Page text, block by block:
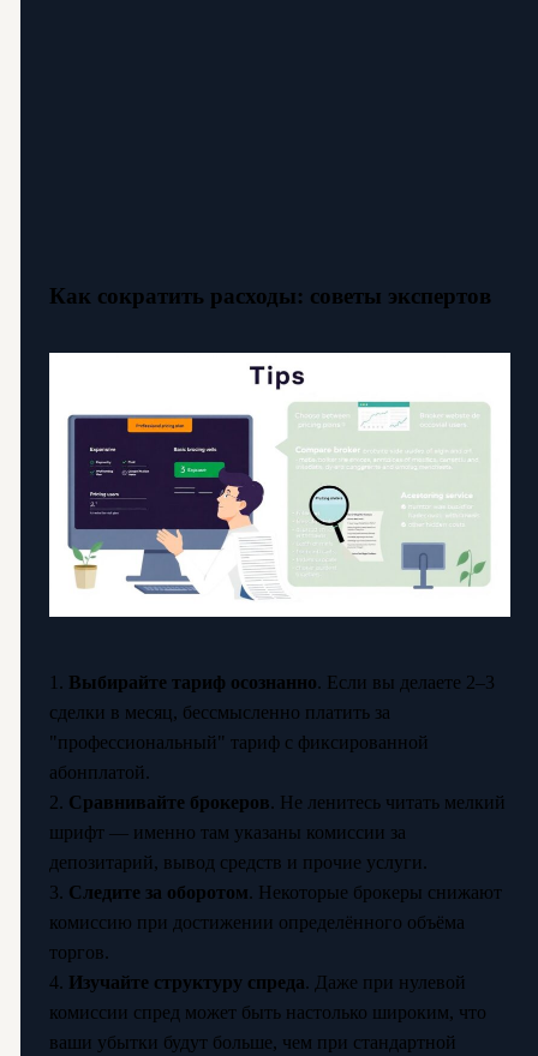
Как сократить расходы: советы экспертов
1. Выбирайте тариф осознанно. Если вы делаете 2–3
сделки в месяц, бессмысленно платить за
"профессиональный" тариф с фиксированной
абонплатой.
2. Сравнивайте брокеров. Не ленитесь читать мелкий
шрифт — именно там указаны комиссии за
депозитарий, вывод средств и прочие услуги.
3. Следите за оборотом. Некоторые брокеры снижают
комиссию при достижении определённого объёма
торгов.
4. Изучайте структуру спреда. Даже при нулевой
комиссии спред может быть настолько широким, что
ваши убытки будут больше, чем при стандартной